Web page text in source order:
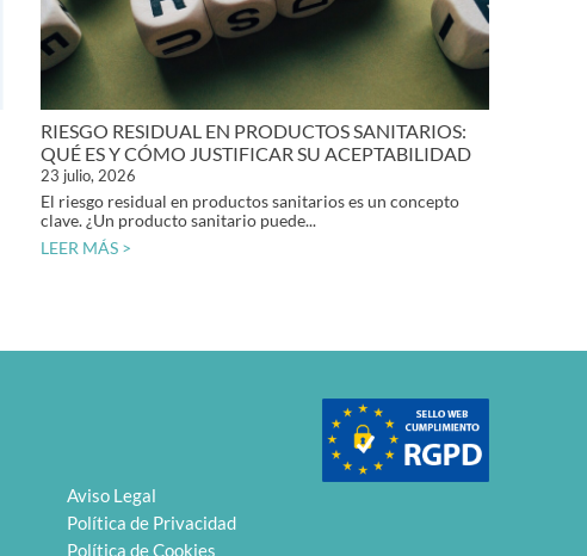
RIESGO RESIDUAL EN PRODUCTOS SANITARIOS:
QUÉ ES Y CÓMO JUSTIFICAR SU ACEPTABILIDAD
23 julio, 2026
El riesgo residual en productos sanitarios es un concepto
clave. ¿Un producto sanitario puede...
LEER MÁS >
Aviso Legal
Política de Privacidad
Política de Cookies